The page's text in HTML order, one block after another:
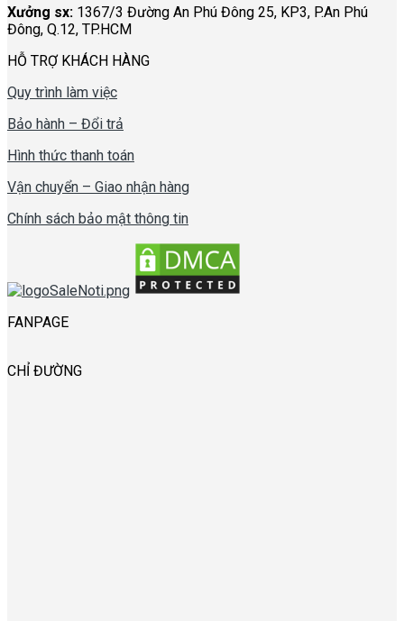
Xưởng sx: 1367/3 Đường An Phú Đông 25, KP3, P.An Phú
Đông, Q.12, TP.HCM
HỖ TRỢ KHÁCH HÀNG
Quy trình làm việc
Bảo hành – Đổi trả
Hình thức thanh toán
Vận chuyển – Giao nhận hàng
Chính sách bảo mật thông tin
FANPAGE
CHỈ ĐƯỜNG